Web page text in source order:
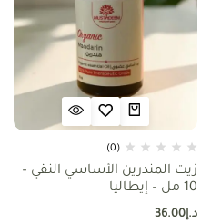
(0)
زيت المندرين الأساسي النقي –
10 مل – إيطاليا
د.إ36.00